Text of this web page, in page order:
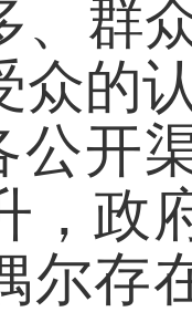
、群
众的
公开
，政
尔存